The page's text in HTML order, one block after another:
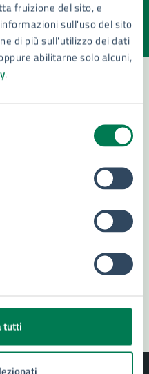
fruizione del sito, e
sull'uso del sito
di più sull'utilizzo dei dati
abilitarne solo alcuni,
.
tutti
(da 1 a 5 stelle)
valutare la chiarezza delle
5